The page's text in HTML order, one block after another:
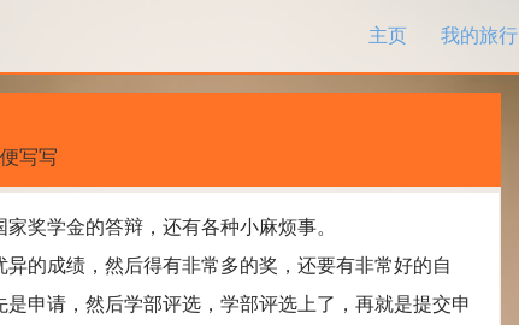
主页
我的旅行
写写
学金的答辩，还有各种小麻烦事。
成绩，然后得有非常多的奖，还要有非常好的自
申请，然后学部评选，学部评选上了，再就是提交申